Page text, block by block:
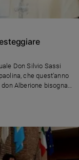
Don Silvio Sassi
che quest’anno
e digitale»